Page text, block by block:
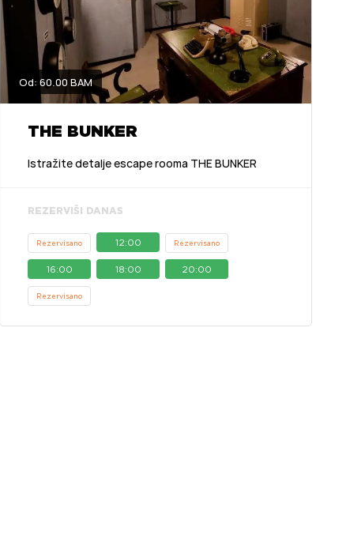
Od: 60.00 BAM
THE BUNKER
Istražite detalje escape rooma THE BUNKER
REZERVIŠI DANAS
Rezervisano 12:00 Rezervisano
16:00 18:00 20:00
Rezervisano